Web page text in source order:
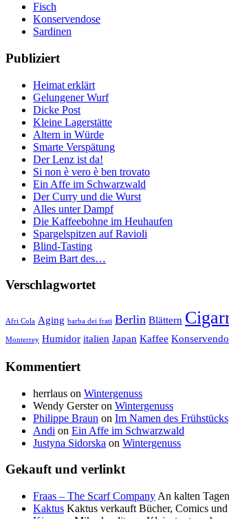
Fisch
Konservendose
Sardinen
Publiziert
Heimat erklärt
Gelungener Wurf
Dicke Post
Kleine Lagerstätte
Altern in Würde
Smarte Verspätung
Der Lenz ist da!
Si non è vero è ben trovato
Ein Affe im Schwarzwald
Der Curry und die Wurst
Alles unter Dampf
Die Kaffeebohne im Heuhaufen
Spargelspitzen auf Ravioli
Blind-Tasting
Beim Bart des…
Verschlagwortet
Afri Cola Aging barba dei frati Berlin Blättern
Monterrey Humidor italien Japan Kaffee
Kommentiert
herrlaus on Wintergenuss
Wendy Gersteron Wintergenuss
Philippe Braun on Im Namen des Frühstücks
Andi on Ein Affe im Schwarzwald
Justyna Sidorska on Wintergenuss
Gekauft und verlinkt
Fraas – The Scarf Company An kalten
Kaktus Kaktus verkauft Bücher, Comics und